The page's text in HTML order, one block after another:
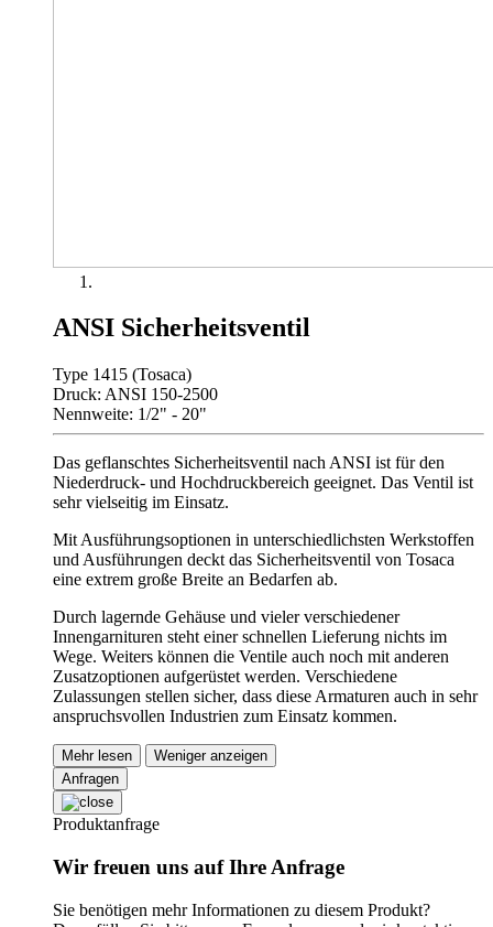
ANSI Sicherheitsventil
Type 1415 (Tosaca)
Druck: ANSI 150-2500
Nennweite: 1/2" - 20"
Das geflanschtes Sicherheitsventil nach ANSI ist für den
Niederdruck- und Hochdruckbereich geeignet. Das Ventil ist
sehr vielseitig im Einsatz.
Mit Ausführungsoptionen in unterschiedlichsten Werkstoffen
und Ausführungen deckt das Sicherheitsventil von Tosaca
eine extrem große Breite an Bedarfen ab.
Durch lagernde Gehäuse und vieler verschiedener
Innengarnituren steht einer schnellen Lieferung nichts im
Wege. Weiters können die Ventile auch noch mit anderen
Zusatzoptionen aufgerüstet werden. Verschiedene
Zulassungen stellen sicher, dass diese Armaturen auch in sehr
anspruchsvollen Industrien zum Einsatz kommen.
Mehr lesen
Weniger anzeigen
Anfragen
Produktanfrage
Wir freuen uns auf Ihre Anfrage
Sie benötigen mehr Informationen zu diesem Produkt?